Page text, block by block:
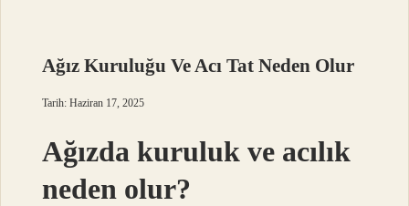
Ağız Kuruluğu Ve Acı Tat Neden Olur
Tarih: Haziran 17, 2025
Ağızda kuruluk ve acılık
neden olur?